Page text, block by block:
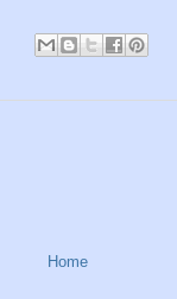
Home